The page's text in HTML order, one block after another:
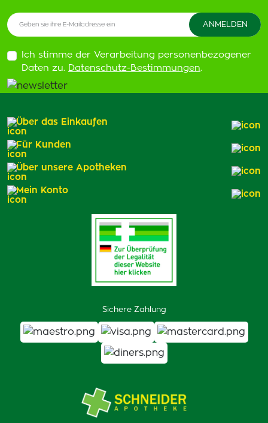
Ich stimme der Verarbeitung personenbezogener
Daten zu. Datenschutz-Bestimmungen.
Sichere Zahlung
Über das Einkaufen
Für Kunden
Über unsere Apotheken
Mein Konto